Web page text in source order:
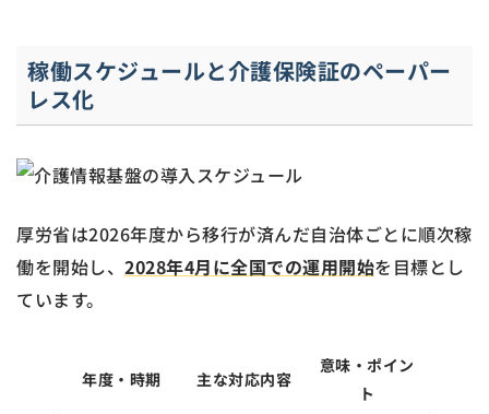
稼働スケジュールと介護保険証のペーパー
レス化
厚労省は2026年度から移行が済んだ自治体ごとに順次稼
働を開始し、 2028年4月に全国での運用開始を目標とし
ています。
年度・時期 主な対応内容
意味・ポイン
ト